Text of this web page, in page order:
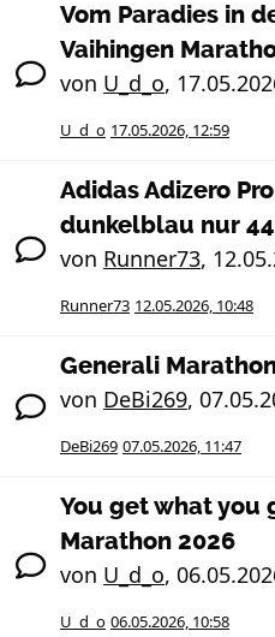
Vom Paradies in
Vaihingen
von U_d_o,
U_d_o 17.05.2026, 12:59
Adidas Adizero
dunkelblau nur
von Runner73,
Runner73 12.05.2026, 10:48
Generali
von DeBi269,
DeBi269 07.05.2026, 11:47
You get what you
Marathon 2026
von U_d_o,
U_d_o 06.05.2026, 10:58